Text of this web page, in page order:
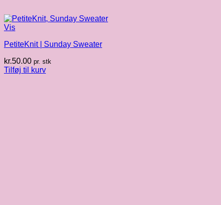
Vis
PetiteKnit | Sunday Sweater
kr.50.00 pr. stk
Tilføj til kurv